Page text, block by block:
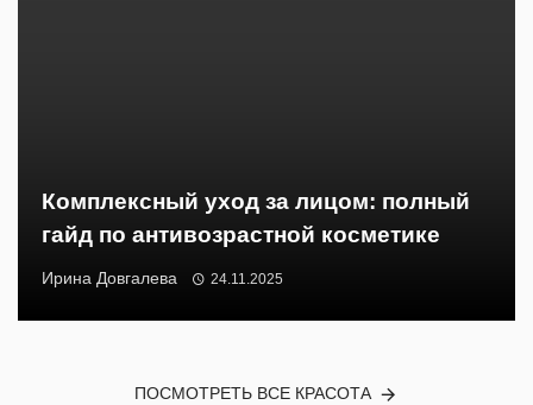
Комплексный уход за лицом: полный
гайд по антивозрастной косметике
Ирина Довгалева 24.11.2025
ПОСМОТРЕТЬ ВСЕ КРАСОТА